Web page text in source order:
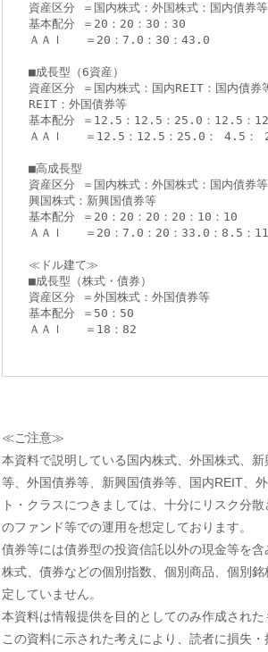
資産区分 ＝国内株式：外国株式：国内債券
基本配分 ＝20：20：30：30
ＡＡＩ   ＝20：7.0：30：43.0
■成長型（6資産）
資産区分 ＝国内株式：国内REIT：国内債券
REIT：外国債券等
基本配分 ＝12.5：12.5：25.0：12.5：
ＡＡＩ   ＝12.5：12.5：25.0： 4.5：
■高成長型
資産区分 ＝国内株式：外国株式：国内債券
興国株式：新興国債券等
基本配分 ＝20：20：20：20：10：10
ＡＡＩ   ＝20：7.0：20：33.0：8.5：
≪ドル建て≫
■成長型（株式・債券）
資産区分 ＝外国株式：外国債券等
基本配分 ＝50：50
≪ご注意≫
本資料で説明している国内株式、外国株式、
等、外国債券等、新興国債券等、国内REIT、
ト・クラスにつきましては、十分にリスク分
のファンド等での運用を想定しております。
債券等には債券型の投資信託以外の現金等を含
株式、債券などの個別指数、個別商品、個別
定していません。
本資料は情報提供を目的としてのみ作成された
この資料に示された考えにより、読者に損失